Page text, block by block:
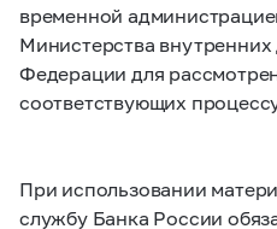
временной
Министерства
Федерации для
соответствующих
При использовании
службу Банка России